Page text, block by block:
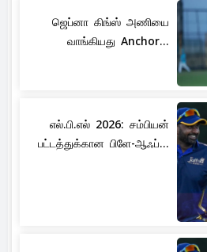
ஜெப்னா கிங்ஸ் அணியை
வாங்கியது Anchor...
எல்.பி.எல் 2026: சம்பியன்
பட்டத்துக்கான பிளே-ஆஃப்...